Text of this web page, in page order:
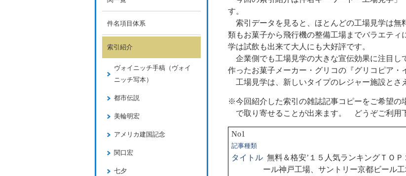
す。
索引データを見ると、ほとんどの工場見学は
類もお菓子から飛行機の整備工場までバラエテ
学は試飲も出来て大人にも大好評です。
企業側でも工場見学の大きな宣伝効果に注目
作ったお菓子メーカー・グリコの『グリコピア・
工場見学は、新しいタイプのレジャー施設とさ
※今回紹介した索引の雑誌記事コピーをご希望の
で取り寄せることが出来ます。 どうぞご利用
No1
記事種類
タイトル 無料＆格安’１５人気ランキングＴ
ール神戸工場、サントリー京都ビール
件名項目体系
索引紹介
ヴォイニッチ手稿（ヴォイ
ニッチ写本）
都市伝説
美輪明宏
アメリカ建国記念
関口宏
七夕